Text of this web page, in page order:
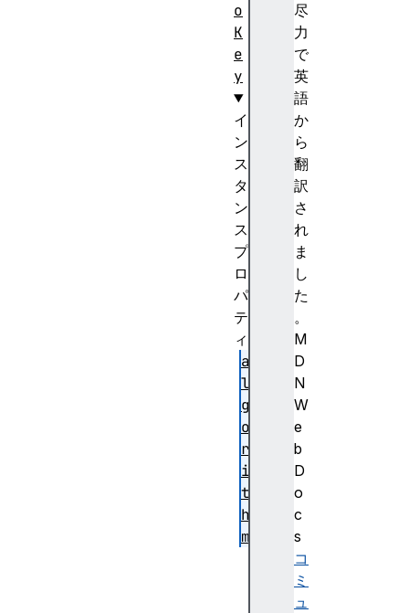
尽
力
で
英
語
か
ら
翻
訳
さ
れ
ま
し
た
。
M
D
N
W
e
b
D
o
c
s
コ
ミ
ュ
o
K
e
y
イ
ン
ス
タ
ン
ス
プ
ロ
パ
テ
ィ
a
l
g
o
r
i
t
h
m